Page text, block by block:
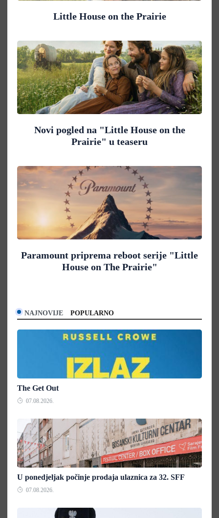
Little House on the Prairie
Novi pogled na "Little House on the
Prairie" u teaseru
Paramount priprema reboot serije "Little
House on The Prairie"
NAJNOVIJE POPULARNO
The Get Out
07.08.2026.
U ponedjeljak počinje prodaja ulaznica za 32. SFF
07.08.2026.